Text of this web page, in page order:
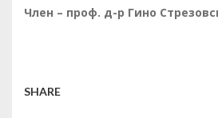
Член – проф. д-р Гино
SHARE